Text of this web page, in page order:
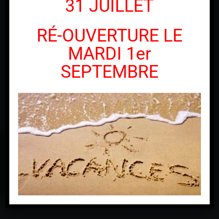
Djack MotorCycles © Copyright 2010 -
2026 | Tous droits
réservés | Réalisé parNetcom Agency
31 JUILLET
RÉ-OUVERTURE LE
MARDI 1er
SEPTEMBRE